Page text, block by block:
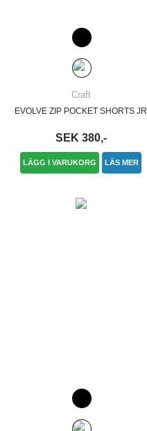
Craft
EVOLVE ZIP POCKET SHORTS JR
SEK 380,-
LÄGG I VARUKORG LÄS MER